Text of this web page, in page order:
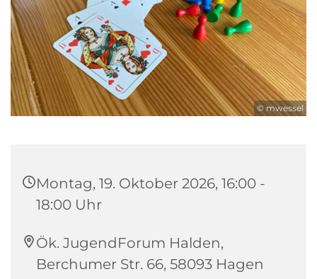
© mwessel
Montag, 19. Oktober 2026, 16:00 -
18:00 Uhr
Ök. JugendForum Halden,
Berchumer Str. 66, 58093 Hagen